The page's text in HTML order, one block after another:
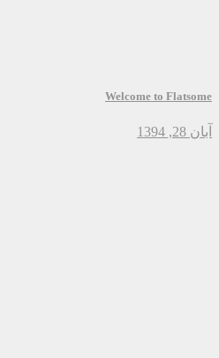
Welcome to Flatsome
آبان 28, 1394